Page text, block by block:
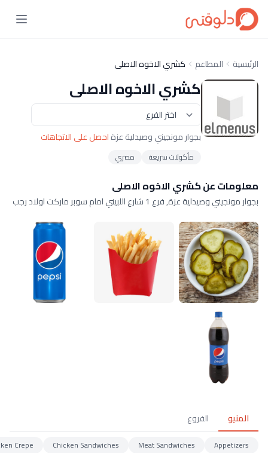
الرئيسية المطاعم كشري الاخوه الاصلى
كشري الاخوه الاصلى
بجوار مونجيني وصيدلية عزةاحصل على الاتجاهات
مأكولات سريعة مصري
معلومات عن كشري الاخوه الاصلى
بجوار مونجيني وصيدلية عزة, فرع 1 شارع اللبيني امام سوبر ماركت اولاد رجب
المنيو الفروع
Appetizers
Meat Sandwiches
Chicken Sandwiches
Crepe